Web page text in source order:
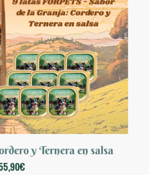
y Ternera en salsa
€